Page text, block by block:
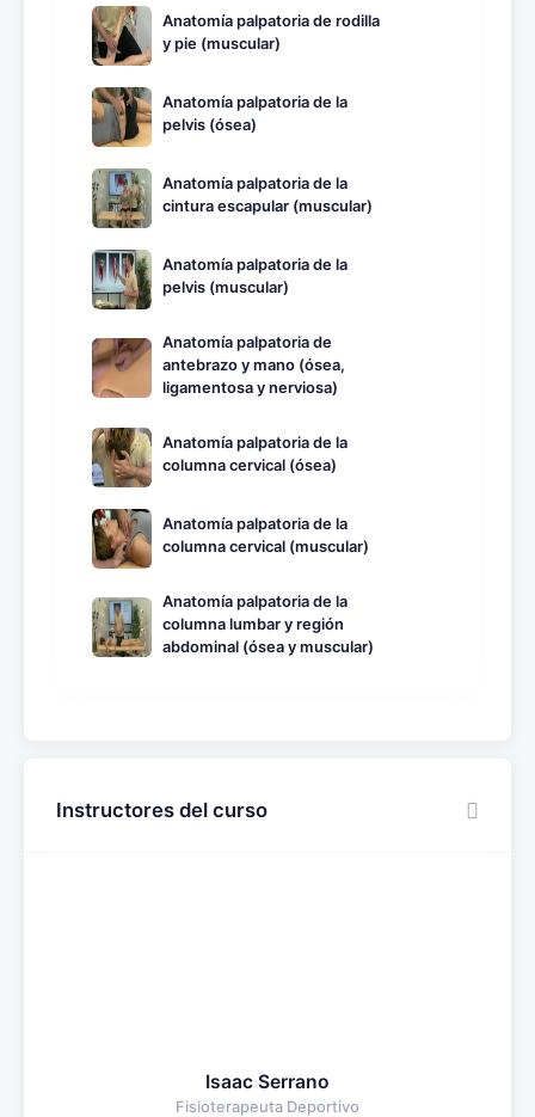
Anatomía palpatoria de rodilla
y pie (muscular)
Anatomía palpatoria de la
pelvis (ósea)
Anatomía palpatoria de la
cintura escapular (muscular)
Anatomía palpatoria de la
pelvis (muscular)
Anatomía palpatoria de
antebrazo y mano (ósea,
ligamentosa y nerviosa)
Anatomía palpatoria de la
columna cervical (ósea)
Anatomía palpatoria de la
columna cervical (muscular)
Anatomía palpatoria de la
columna lumbar y región
abdominal (ósea y muscular)
Instructores del curso
Isaac Serrano
Fisioterapeuta Deportivo